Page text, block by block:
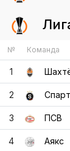
№ Команда
1
2
3 ПСВ
4 Аякс